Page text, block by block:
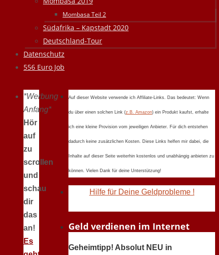
Mombasa Teil 2
Südafrika – Kapstadt 2020
Deutschland-Tour
Datenschutz
556 Euro Job
*Werbung
Anfang*
Hör
auf
zu
scrollen
und
schau
dir
das
an!
Es
Auf dieser Website verwende ich Affiliate-Links. Das bedeutet: Wenn
du über einen solchen Link (z.B. Amazon) ein Produkt kaufst, erhalte
ich eine kleine Provision vom jeweiligen Anbieter. Für dich entstehen
dadurch keine zusätzlichen Kosten. Diese Links helfen mir dabei, die
Inhalte auf dieser Seite weiterhin kostenlos und unabhängig anbieten zu
können. Vielen Dank für deine Unterstützung!
Hilfe für Deine Geldprobleme !
Geld verdienen im Internet
Geheimtipp! Absolut NEU in